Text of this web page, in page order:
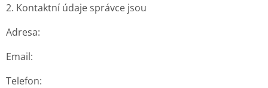
2. Kontaktní údaje správce jsou
Adresa:
Email:
Telefon: